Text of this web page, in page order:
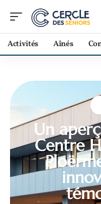
Activités Aînés
Un
Centre